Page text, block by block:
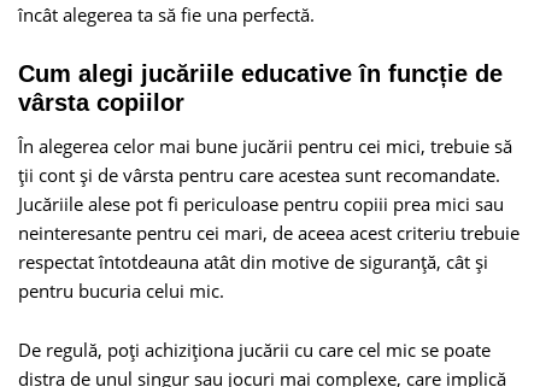
încât alegerea ta să fie una perfectă.
Cum alegi jucăriile educative în funcție de
vârsta copiilor
În alegerea celor mai bune jucării pentru cei mici, trebuie să
ţii cont şi de vârsta pentru care acestea sunt recomandate.
Jucăriile alese pot fi periculoase pentru copiii prea mici sau
neinteresante pentru cei mari, de aceea acest criteriu trebuie
respectat întotdeauna atât din motive de siguranţă, cât şi
pentru bucuria celui mic.
De regulă, poţi achiziţiona jucării cu care cel mic se poate
distra de unul singur sau jocuri mai complexe, care implică